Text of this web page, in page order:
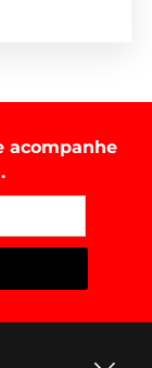
acompanhe